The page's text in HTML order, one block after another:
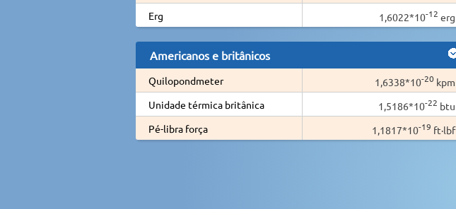
Erg
1,6022*10-12 erg
Americanos e britânicos
Quilopondmeter 1,6338*10-20 kpm
Unidade térmica britânica
1,5186*10-22 btu
Pé-libra força
1,1817*10-19 ft·lbf